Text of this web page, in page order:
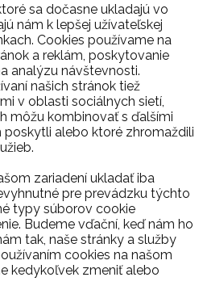
sa dočasne ukladajú vo
nám k lepšej užívateľskej
Cookies používame na
a reklám, poskytovanie
analýzu návštevnosti.
našich stránok tiež
v oblasti sociálnych sietí,
môžu kombinovať s ďalšími
alebo ktoré zhromaždili
zariadení ukladať iba
pre prevádzku týchto
typy súborov cookie
Budeme vďační, keď nám ho
tak, naše stránky a služby
cookies na našom
kedykoľvek zmeniť alebo